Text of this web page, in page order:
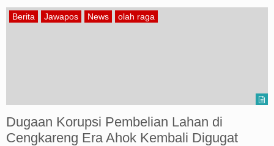
Dugaan Korupsi Pembelian Lahan di
Cengkareng Era Ahok Kembali Digugat
Berita Jawapos News olah raga